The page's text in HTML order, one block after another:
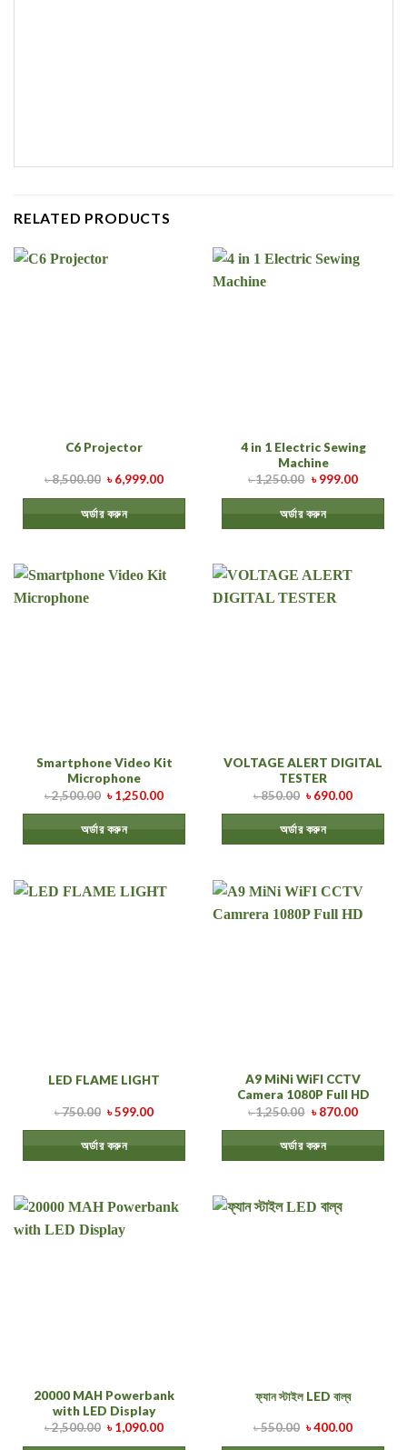
RELATED PRODUCTS
C6 Projector
৳8,500.00 ৳6,999.00
অর্ডার করুন
4 in 1 Electric Sewing
Machine
৳1,250.00 ৳999.00
অর্ডার করুন
Smartphone Video Kit
Microphone
৳2,500.00 ৳1,250.00
অর্ডার করুন
VOLTAGE ALERT DIGITAL
TESTER
৳850.00 ৳690.00
অর্ডার করুন
LED FLAME LIGHT
৳750.00 ৳599.00
অর্ডার করুন
A9 MiNi WiFI CCTV
Camera 1080P Full HD
৳1,250.00 ৳870.00
অর্ডার করুন
20000 MAH Powerbank
with LED Display
৳2,500.00 ৳1,090.00
ফ্যান স্টাইল LED বাল্ব
৳550.00 ৳400.00